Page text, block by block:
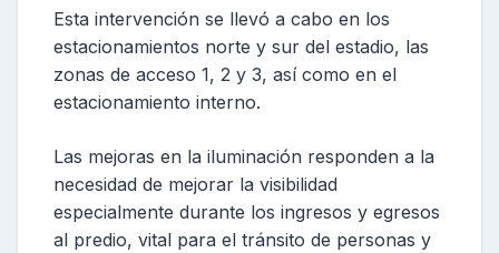
Esta intervención se llevó a cabo en los
estacionamientos norte y sur del estadio, las
zonas de acceso 1, 2 y 3, así como en el
estacionamiento interno.
Las mejoras en la iluminación responden a la
necesidad de mejorar la visibilidad
especialmente durante los ingresos y egresos
al predio, vital para el tránsito de personas y